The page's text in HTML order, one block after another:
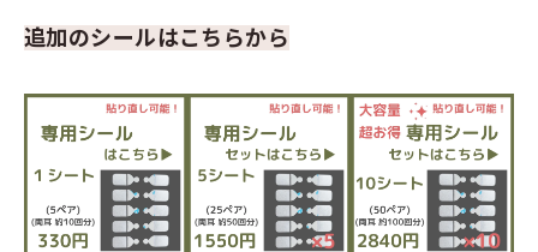
追加のシールはこちらから